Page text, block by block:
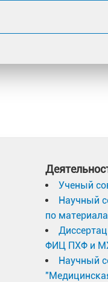
Ученый
Научный
по
ФИЦ ПХФ и
Научный